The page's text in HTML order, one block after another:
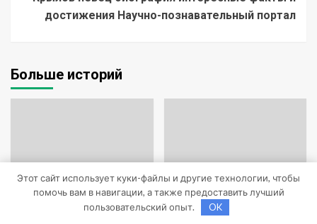
достижения Научно-познавательный портал
Больше историй
Этот сайт использует куки-файлы и другие технологии, чтобы
помочь вам в навигации, а также предоставить лучший
пользовательский опыт.
OK